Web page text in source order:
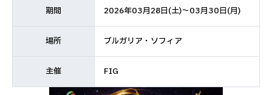
期間 2026年03月28日(土)～03月30日(月)
場所 ブルガリア・ソフィア​
主催 FIG